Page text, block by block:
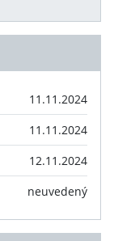
11.11.2024
11.11.2024
12.11.2024
neuvedený